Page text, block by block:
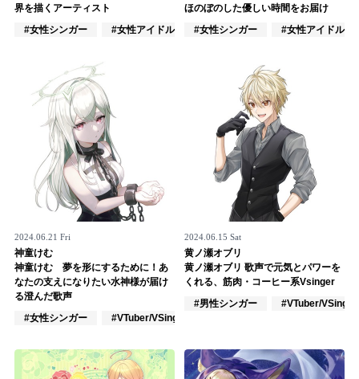
ログイン
muevoクラウドファンディング
muevoコミュニティ
ぶいクラ！by muevo
ぶいコミュ！by muevo
ぶいマガ！ by muevo
Follow us
Official SNS
界を描くアーティスト
#女性シンガー
#女性アイドル #女性ユニット
ほのぼのした優しい時間をお届け
#女性シンガー
#女性アイドル
2024.06.21 Fri
神童けむ
神童けむ 夢を形にするために！あ
なたの支えになりたい水神様が届け
る澄んだ歌声
#女性シンガー
#VTuber/VSinger
2024.06.15 Sat
黄ノ瀬オブリ
黄ノ瀬オブリ 歌声で元気とパワーを
くれる、筋肉・コーヒー系Vsinger
#男性シンガー
#VTuber/VSinger